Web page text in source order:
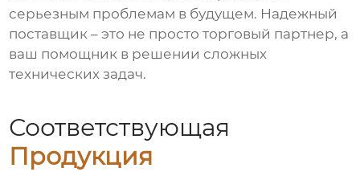
серьезным проблемам в будущем. Надежный
поставщик – это не просто торговый партнер, а
ваш помощник в решении сложных
технических задач.
Соответствующая
Продукция